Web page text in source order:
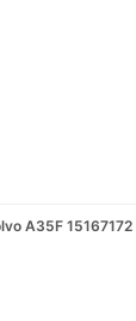
A35F 15167172